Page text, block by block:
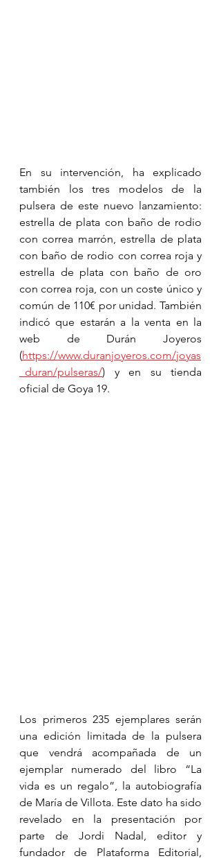
En su intervención, ha explicado
también los tres modelos de la
pulsera de este nuevo lanzamiento:
estrella de plata con baño de rodio
con correa marrón, estrella de plata
con baño de rodio con correa roja y
estrella de plata con baño de oro
con correa roja, con un coste único y
común de 110€ por unidad. También
indicó que estarán a la venta en la
web de Durán Joyeros
(https://www.duranjoyeros.com/joyas
_duran/pulseras/) y en su tienda
oficial de Goya 19.
Los primeros 235 ejemplares serán
una edición limitada de la pulsera
que vendrá acompañada de un
ejemplar numerado del libro “La
vida es un regalo”, la autobiografía
de María de Villota. Este dato ha sido
revelado en la presentación por
parte de Jordi Nadal, editor y
fundador de Plataforma Editorial,